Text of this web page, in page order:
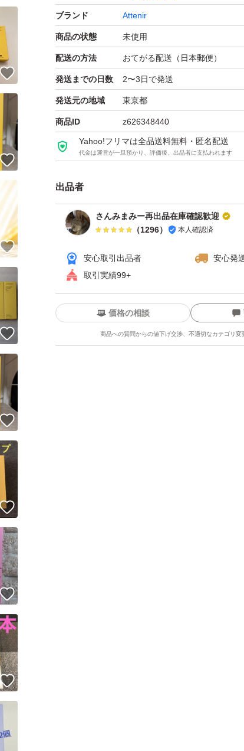
#アテニア
#attenir
#アテニアクレンジング
ブランド Attenir
商品の状態 未使用
配送の方法 おてがる配送（日本郵便）
発送までの日数 2〜3日で発送
発送元の地域 東京都
商品ID z626348440
Yahoo!フリマは全品送料無料・匿名配送
代金は運営が一旦預かり、評価後、出品者に支払われます
出品者
さんみまみー再出品在庫確認歓迎
（1296） 本人確認済
安心取引出品者
安心発
取引実績99+
実績について
ーザーにバッジを付与しています
をクリアした安心・安全なユーザーです
フリマの取引を完了させた実績があります
リマサービスでの取引実績があります
しているものではありません
度で24時間以内＆設定した発送日数内に発送してい
価格の相談
商品への質問からの値下げ交渉、不適切なカテゴリ変
をコピーします
す
ージへ
セル
いいね！
いいね！
いいね！